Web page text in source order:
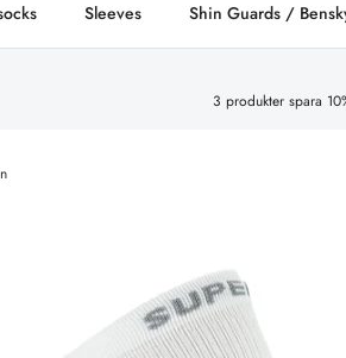
Sleeves Shin Guards /
3 produkter spara